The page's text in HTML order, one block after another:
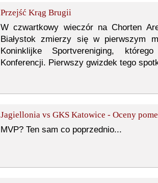
Przejść Krąg Brugii
W czwartkowy wieczór na Chorten
Białystok zmierzy się w pierwszym
Koninklijke Sportvereniging,
Konferencji. Pierwszy gwizdek tego
Jagiellonia vs GKS Katowice - Oceny
MVP? Ten sam co poprzednio...